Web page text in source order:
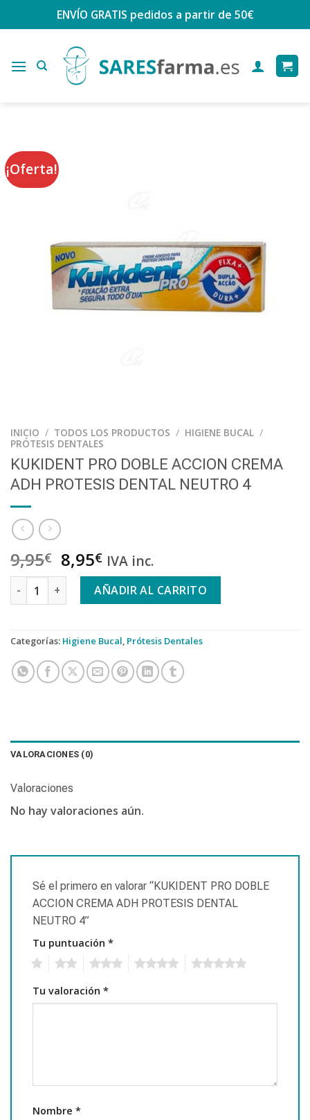
ENVÍO GRATIS pedidos a partir de 50€
¡Oferta!
INICIO / TODOS LOS PRODUCTOS / HIGIENE BUCAL /
PRÓTESIS DENTALES
KUKIDENT PRO DOBLE ACCION CREMA
ADH PROTESIS DENTAL NEUTRO 4
9,95€ 8,95€ IVA inc.
KUKIDENT PRO DOBLE ACCION CREMA ADH PROTESIS
AÑADIR AL CARRITO
Categorías: Higiene Bucal, Prótesis Dentales
VALORACIONES (0)
Valoraciones
No hay valoraciones aún.
Sé el primero en valorar “KUKIDENT PRO DOBLE
ACCION CREMA ADH PROTESIS DENTAL
NEUTRO 4”
Tu puntuación *
Tu valoración *
Nombre *